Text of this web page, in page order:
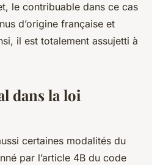
le contribuable dans ce cas
d’origine française et
il est totalement assujetti à
dans la loi
certaines modalités du
par l’article 4B du code